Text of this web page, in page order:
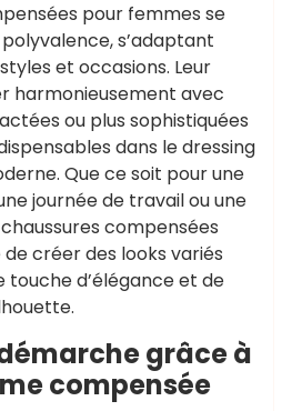
pour femmes se
s’adaptant
et occasions. Leur
harmonieusement avec
ou plus sophistiquées
dans le dressing
Que ce soit pour une
journée de travail ou une
compensées
créer des looks variés
touche d’élégance et de
grâce à
compensée